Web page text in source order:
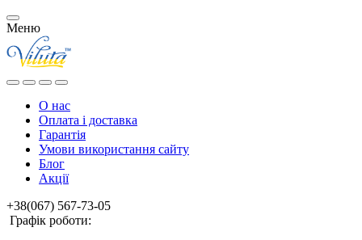
Меню
О нас
Оплата і доставка
Гарантія
Умови використання сайту
Блог
Акції
+38(067) 567-73-05
Графік роботи: